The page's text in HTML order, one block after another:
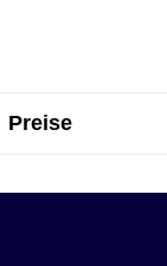
Preise